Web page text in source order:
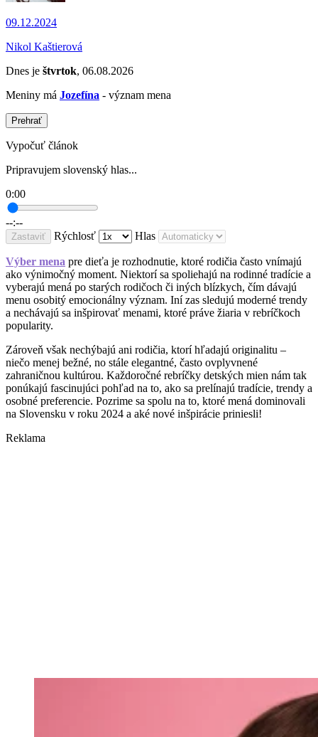
09.12.2024
Nikol Kaštierová
Dnes je štvrtok, 06.08.2026
Meniny má Jozefína - význam mena
Prehrať
Vypočuť článok
Pripravujem slovenský hlas...
0:00
--:--
Zastaviť Rýchlosť Hlas
Výber mena pre dieťa je rozhodnutie, ktoré rodičia často vnímajú
ako výnimočný moment. Niektorí sa spoliehajú na rodinné tradície a
vyberajú mená po starých rodičoch či iných blízkych, čím dávajú
menu osobitý emocionálny význam. Iní zas sledujú moderné trendy
a nechávajú sa inšpirovať menami, ktoré práve žiaria v rebríčkoch
popularity.
Zároveň však nechýbajú ani rodičia, ktorí hľadajú originalitu –
niečo menej bežné, no stále elegantné, často ovplyvnené
zahraničnou kultúrou. Každoročné rebríčky detských mien nám tak
ponúkajú fascinujúci pohľad na to, ako sa prelínajú tradície, trendy a
osobné preferencie. Pozrime sa spolu na to, ktoré mená dominovali
na Slovensku v roku 2024 a aké nové inšpirácie priniesli!
Reklama